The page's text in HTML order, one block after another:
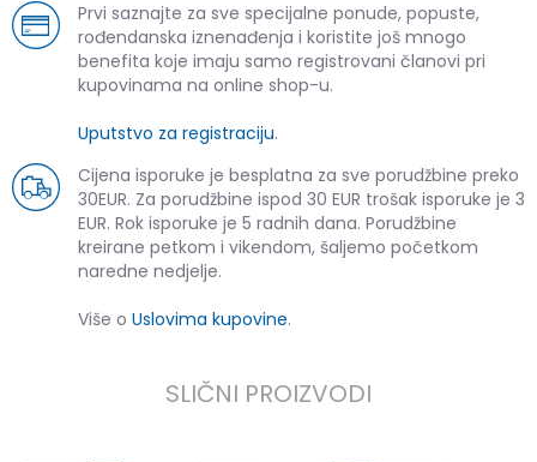
Prvi saznajte za sve specijalne ponude, popuste,
rođendanska iznenađenja i koristite još mnogo
benefita koje imaju samo registrovani članovi pri
kupovinama na online shop-u.
Uputstvo za registraciju.
Cijena isporuke je besplatna za sve porudžbine preko
30EUR. Za porudžbine ispod 30 EUR trošak isporuke je 3
EUR. Rok isporuke je 5 radnih dana. Porudžbine
kreirane petkom i vikendom, šaljemo početkom
naredne nedjelje.
Više o Uslovima kupovine.
SLIČNI PROIZVODI